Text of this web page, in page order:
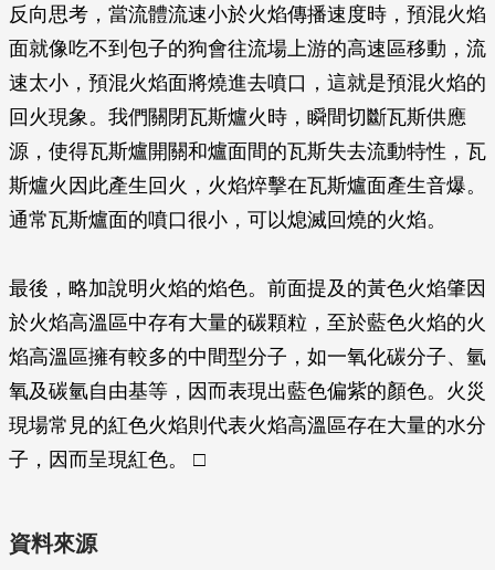
反向思考，當流體流速小於火焰傳播速度時，預混火焰
面就像吃不到包子的狗會往流場上游的高速區移動，流
速太小，預混火焰面將燒進去噴口，這就是預混火焰的
回火現象。我們關閉瓦斯爐火時，瞬間切斷瓦斯供應
源，使得瓦斯爐開關和爐面間的瓦斯失去流動特性，瓦
斯爐火因此產生回火，火焰焠擊在瓦斯爐面產生音爆。
通常瓦斯爐面的噴口很小，可以熄滅回燒的火焰。
最後，略加說明火焰的焰色。前面提及的黃色火焰肇因
於火焰高溫區中存有大量的碳顆粒，至於藍色火焰的火
焰高溫區擁有較多的中間型分子，如一氧化碳分子、氫
氧及碳氫自由基等，因而表現出藍色偏紫的顏色。火災
現場常見的紅色火焰則代表火焰高溫區存在大量的水分
子，因而呈現紅色。 □
資料來源